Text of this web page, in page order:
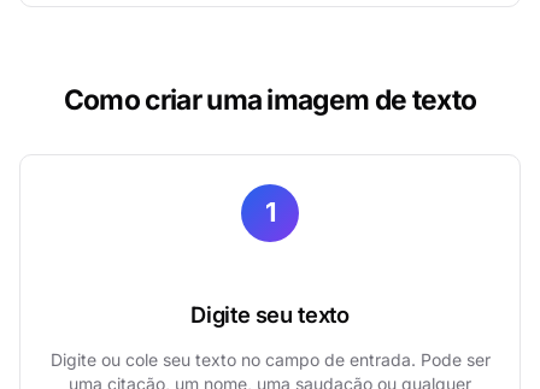
Como criar uma imagem de texto
1
Digite seu texto
Digite ou cole seu texto no campo de entrada. Pode ser
uma citação, um nome, uma saudação ou qualquer